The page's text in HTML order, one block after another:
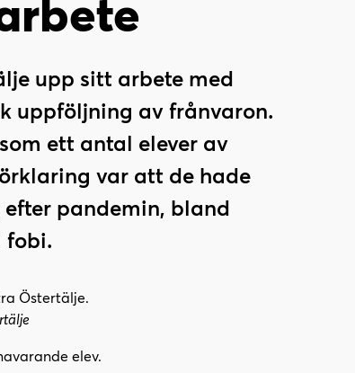
upp sitt arbete med
uppföljning av frånvaron.
ett antal elever av
var att de hade
pandemin, bland
fobi.
elev.